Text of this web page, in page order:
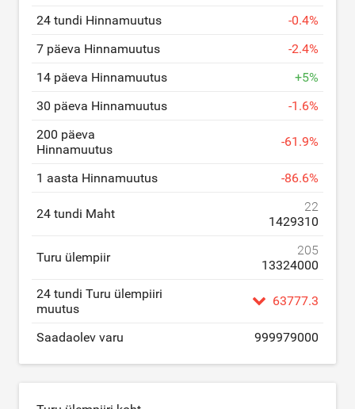
24 tundi Hinnamuutus
-0.4%
7 päeva Hinnamuutus
-2.4%
14 päeva Hinnamuutus
+5%
30 päeva Hinnamuutus
-1.6%
200 päeva
Hinnamuutus
-61.9%
1 aasta Hinnamuutus -86.6%
24 tundi Maht
22
1429310
Turu ülempiir
205
13324000
24 tundi Turu ülempiiri
muutus
63777.3
Saadaolev varu 999979000